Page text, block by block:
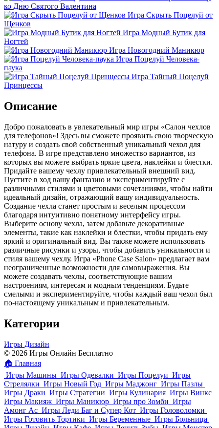
ко Дню Святого Валентина
Игра Скрыть Поцелуй от
Щенков
Игра Модный Бутик для
Ногтей
Игра Новогодний Маникюр
Игра Поцелуй Человека-
паука
Игра Тайный Поцелуй
Принцессы
Описание
Добро пожаловать в увлекательный мир игры «Салон чехлов
для телефонов»! Здесь вы сможете проявить свою творческую
натуру и создать свой собственный уникальный чехол для
телефона. В игре представлено множество вариантов, из
которых вы можете выбрать яркие цвета, наклейки и блестки.
Придайте вашему чехлу привлекательный внешний вид.
Пустите в ход вашу фантазию и экспериментируйте с
различными стилями и цветовыми сочетаниями, чтобы найти
идеальный дизайн, отражающий вашу индивидуальность.
Создание чехла станет простым и веселым процессом
благодаря интуитивно понятному интерфейсу игры.
Выберите основу чехла, затем добавьте декоративные
элементы, такие как наклейки и блестки, чтобы придать ему
яркий и оригинальный вид. Вы также можете использовать
различные рисунки и узоры, чтобы добавить уникальности и
стиля вашему чехлу. Игра «Phone Case Salon» предлагает вам
неограниченные возможности для самовыражения. Вы
можете создавать чехлы, соответствующие вашим
настроениям, интересам и модным тенденциям. Будьте
смелыми и экспериментируйте, чтобы каждый ваш чехол был
по-настоящему уникальным и привлекательным.
Категории
Игры Дизайн
© 2026 Игры Онлайн Бесплатно
🏠 Главная
Игры Машины Игры Одевалки Игры Поцелуи Игры
Стрелялки Игры Новый Год Игры Маджонг Игры Пазлы
Игры Драки Игры Стратегии Игры Кулинария Игры Винкс
Игры Макияж Игры Маникюр Игры про Зомби Игры
Амонг Ас Игры Леди Баг и Супер Кот Игры Головоломки
Игры Готовить Тортики Игры Беременные Игры Больница